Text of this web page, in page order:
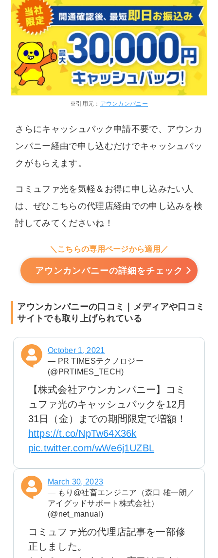
※引用元： アウンカンパニー
さらにキャッシュバック申請不要で、アウンカ
ンパニー経由で申し込むだけでキャッシュバッ
クがもらえます。
コミュファ光を気軽＆お得に申し込みたい人
は、ぜひこちらの代理店経由での申し込みを検
討してみてくださいね！
＼こちらの専用ページから適用／
アウンカンパニーの詳細をチェック
アウンカンパニーの口コミ｜メディアや口コミ
サイトでも取り上げられている
【株式会社アウンカンパニー】コミ
ュファ光のキャッシュバックを12月
31日（金）までの期間限定で増額！
https://t.co/NpTw64X36k
pic.twitter.com/wWe6j1UZBL
— PR TIMESテクノロジー
(@PRTIMES_TECH)
October 1, 2021
コミュファ光の代理店記事を一部修
正しました。
— もり@社畜エンジニア（森口 雄一朗／
アイグッドサポート株式会社）
(@net_manual)
March 30, 2023